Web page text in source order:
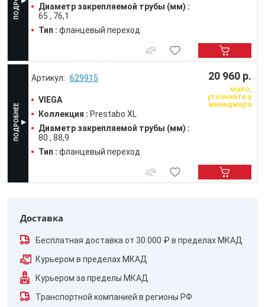
Диаметр закрепляемой трубы (мм) :
65
76,1
Тип : фланцевый переход
629915
VIEGA
Коллекция : Prestabo XL
Диаметр закрепляемой трубы (мм) :
80
88,9
Тип : фланцевый переход
20 960 р.
мало,
уточняйте у
менеджера
Доставка
Бесплатная доставка от 30 000 ₽ в пределах МКАД
Курьером в пределах МКАД
Курьером за пределы МКАД
Транспортной компанией в регионы РФ